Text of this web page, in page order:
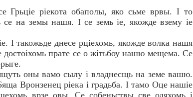
Грьцiе рiекота обаполы, яко сьме врвы. I то
на земы нашя. I се земь iе, якожде взему iе
I такожьде днесе рцiехомь, якожде волка нашя
прате се о жiтьбоу нашю мещема. Се
оны вамо сылу i владнесщь на земе вашю.
Вронзенец рiека i градьба. I тамо Оце нашiе
врзе овы. Се собеньствы све одяхомь i